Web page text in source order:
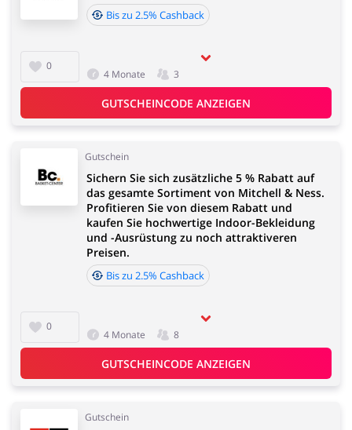
0
Bis zu 2.5% Cashback
4 Monate 3
GUTSCHEINCODE ANZEIGEN
Gutschein
0
Sichern Sie sich zusätzliche 5 % Rabatt auf
das gesamte Sortiment von Mitchell & Ness.
Profitieren Sie von diesem Rabatt und
kaufen Sie hochwertige Indoor-Bekleidung
und -Ausrüstung zu noch attraktiveren
Preisen.
Bis zu 2.5% Cashback
4 Monate 8
GUTSCHEINCODE ANZEIGEN
Gutschein